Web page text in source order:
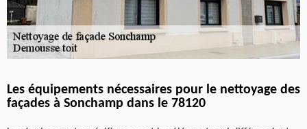
Les équipements nécessaires pour le nettoyage des
façades à Sonchamp dans le 78120